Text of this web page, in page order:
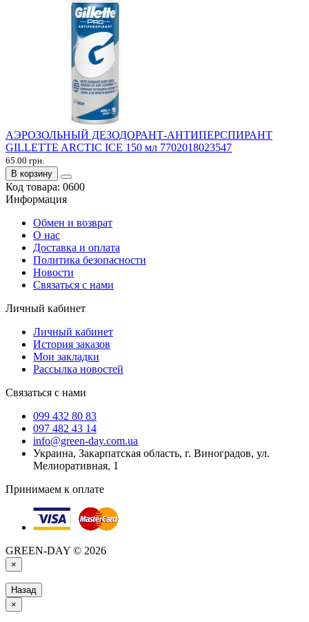
АЭРОЗОЛЬНЫЙ ДЕЗОДОРАНТ-АНТИПЕРСПИРАНТ
GILLETTE ARCTIC ICE 150 мл 7702018023547
65.00 грн.
В корзину
Код товара: 0600
Информация
Обмен и возврат
О нас
Доставка и оплата
Политика безопасности
Новости
Связаться с нами
Личный кабинет
Личный кабинет
История заказов
Мои закладки
Рассылка новостей
Связаться с нами
099 432 80 83
097 482 43 14
info@green-day.com.ua
Украина, Закарпатская область, г. Виноградов, ул.
Мелиоративная, 1
Принимаем к оплате
GREEN-DAY © 2026
×
Назад
×